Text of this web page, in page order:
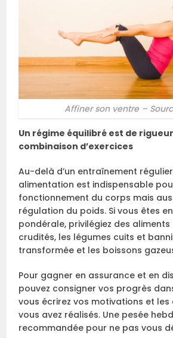
Affiner son ventre –
Un régime équilibré est de
combinaison d’exercices
Au-delà d’un entraînement
alimentation est indispensable
fonctionnement du corps mais
régulation du poids. Si vous êtes
pondérale, privilégiez des aliments
crudités, les légumes cuits et
transformée et les boissons
Pour gagner en assurance et en
pouvez consigner vos progrès
vous écrirez vos motivations et les
vous avez réalisés. Une pesée
recommandée pour ne pas vous